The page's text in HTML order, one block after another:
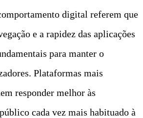
digital referem que
e a rapidez das aplicações
para manter o
Plataformas mais
responder melhor às
cada vez mais habituado à